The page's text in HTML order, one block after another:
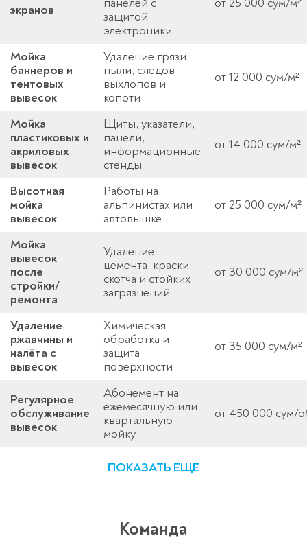
экранов
защитой
электроники
Мойка
баннеров и
тентовых
вывесок
Удаление грязи,
пыли, следов
выхлопов и
копоти
от 12 000 сум/м²
Мойка
пластиковых и
акриловых
вывесок
Щиты, указатели,
панели,
информационные
стенды
от 14 000 сум/м²
Высотная
мойка
вывесок
Работы на
альпинистах или
автовышке
от 25 000 сум/м²
Мойка
вывесок
после
стройки/
ремонта
Удаление
цемента, краски,
скотча и стойких
загрязнений
от 30 000 сум/м²
Удаление
ржавчины и
налёта с
вывесок
Химическая
обработка и
защита
поверхности
от 35 000 сум/м²
Регулярное
обслуживание
вывесок
Абонемент на
ежемесячную или
квартальную
мойку
от 450 000 сум/
ПОКАЗАТЬ ЕЩЕ
Команда